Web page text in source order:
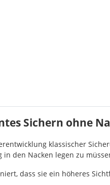
Sichern ohne
klassischer
den Nacken legen zu
dass sie ein höheres